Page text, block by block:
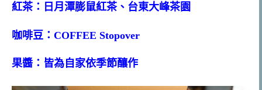
紅茶：日月潭膨鼠紅茶、台東大峰茶園
咖啡豆：COFFEE Stopover
果醬：皆為自家依季節釀作